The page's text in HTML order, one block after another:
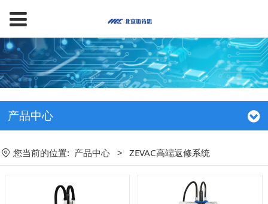
产品中心
您当前的位置: 产品中心 > ZEVAC高端返修系统